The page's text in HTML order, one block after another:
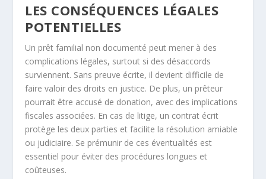
LES CONSÉQUENCES LÉGALES
POTENTIELLES
Un prêt familial non documenté peut mener à des
complications légales, surtout si des désaccords
surviennent. Sans preuve écrite, il devient difficile de
faire valoir des droits en justice. De plus, un prêteur
pourrait être accusé de donation, avec des implications
fiscales associées. En cas de litige, un contrat écrit
protège les deux parties et facilite la résolution amiable
ou judiciaire. Se prémunir de ces éventualités est
essentiel pour éviter des procédures longues et
coûteuses.